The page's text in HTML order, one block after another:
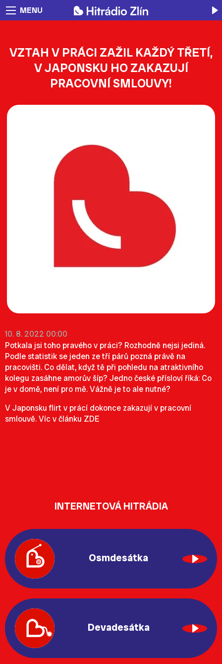
MENU
VZTAH V PRÁCI ZAŽIL KAŽDÝ TŘETÍ,
V JAPONSKU HO ZAKAZUJÍ
PRACOVNÍ SMLOUVY!
10. 8. 2022 00:00
Potkala jsi toho pravého v práci? Rozhodně nejsi jediná.
Podle statistik se jeden ze tří párů pozná právě na
pracovišti. Co dělat, když tě při pohledu na atraktivního
kolegu zasáhne amorův šíp? Jedno české přísloví říká: Co
je v domě, není pro mě. Vážně je to ale nutné?
V Japonsku flirt v prácí dokonce zakazují v pracovní
smlouvě. Víc v článku ZDE
INTERNETOVÁ HITRÁDIA
Osmdesátka
Devadesátka